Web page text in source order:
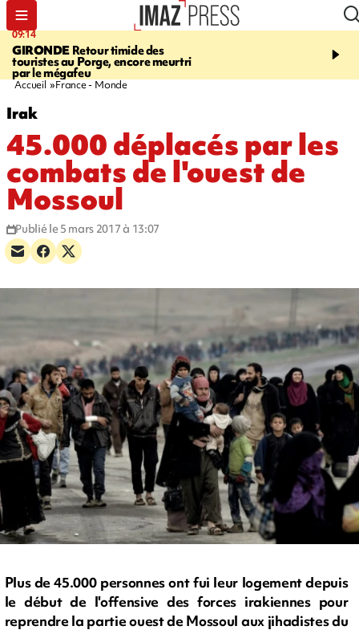
09:14
GIRONDE Retour timide des
touristes au Porge, encore meurtri
par le mégafeu
13:09
Des
font cinq morts en
Accueil France - Monde
Irak
45.000 déplacés par les
combats de l'ouest de
Mossoul
Publié le 5 mars 2017 à 13:07
Plus de 45.000 personnes ont fui leur logement depuis
le début de l'offensive des forces irakiennes pour
reprendre la partie ouest de Mossoul aux jihadistes du